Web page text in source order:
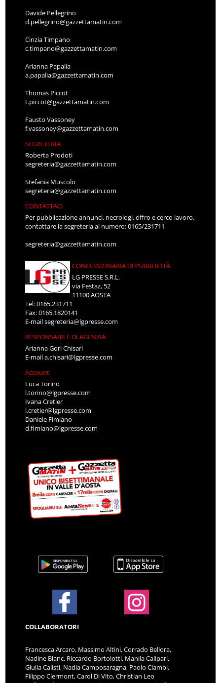
Davide Pellegrino
d.pellegrino@gazzettamatin.com
Cinzia Timpano
c.timpano@gazzettamatin.com
Arianna Papalia
a.papalia@gazzettamatin.com
Thomas Piccot
t.piccot@gazzettamatin.com
Fausto Vassoney
f.vassoney@gazzettamatin.com
SEGRETERIA
Roberta Prodoti
segreteria@gazzettamatin.com
Stefania Muscolo
segreteria@gazzettamatin.com
CONTATTACI
Per pubblicazione annunci, necrologi, offro e cerco lavoro,
contattare la segreteria al numero: 0165/231711
segreteria@gazzettamatin.com
CONCESSIONARIA DI PUBBLICITÀ
LG PRESSE S.R.L.
via Festaz, 52
11100 AOSTA
Tel: 0165.231711
Fax: 0165.1820141
E-mailsegreteria@lgpresse.com
RESPONSABILE DI AGENZIA
Arianna Gori Chisari
E-maila.chisari@lgpresse.com
Account
Luca Torino
l.torino@lgpresse.com
Ivana Cretier
i.cretier@lgpresse.com
Daniele Fimiano
d.fimiano@lgpresse.com
COLLABORATORI
Francesca Arcaro, Massimo Altini, Corrado Bellora,
Nadine Blanc, Riccardo Bortolotti, Manila Calipari,
Giulia Calisti, Nadia Camposaragna, Paolo Ciambi,
Filippo Clermont, Carol Di Vito, Christian Leo